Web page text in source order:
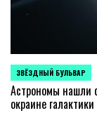
POSTED
IN
ЗВЁЗДНЫЙ БУЛЬВАР
Астрономы нашли
окраине галактики